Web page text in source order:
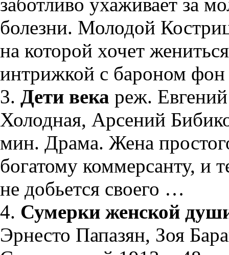
болезни. Молодой
на которой хочет
интрижкой с бароном
3. Дети века реж.
Холодная, Арсений
мин. Драма. Жена
богатому коммерсанту, и
не добьется своего …
4. Сумерки женской
Эрнесто Папазян, Зоя